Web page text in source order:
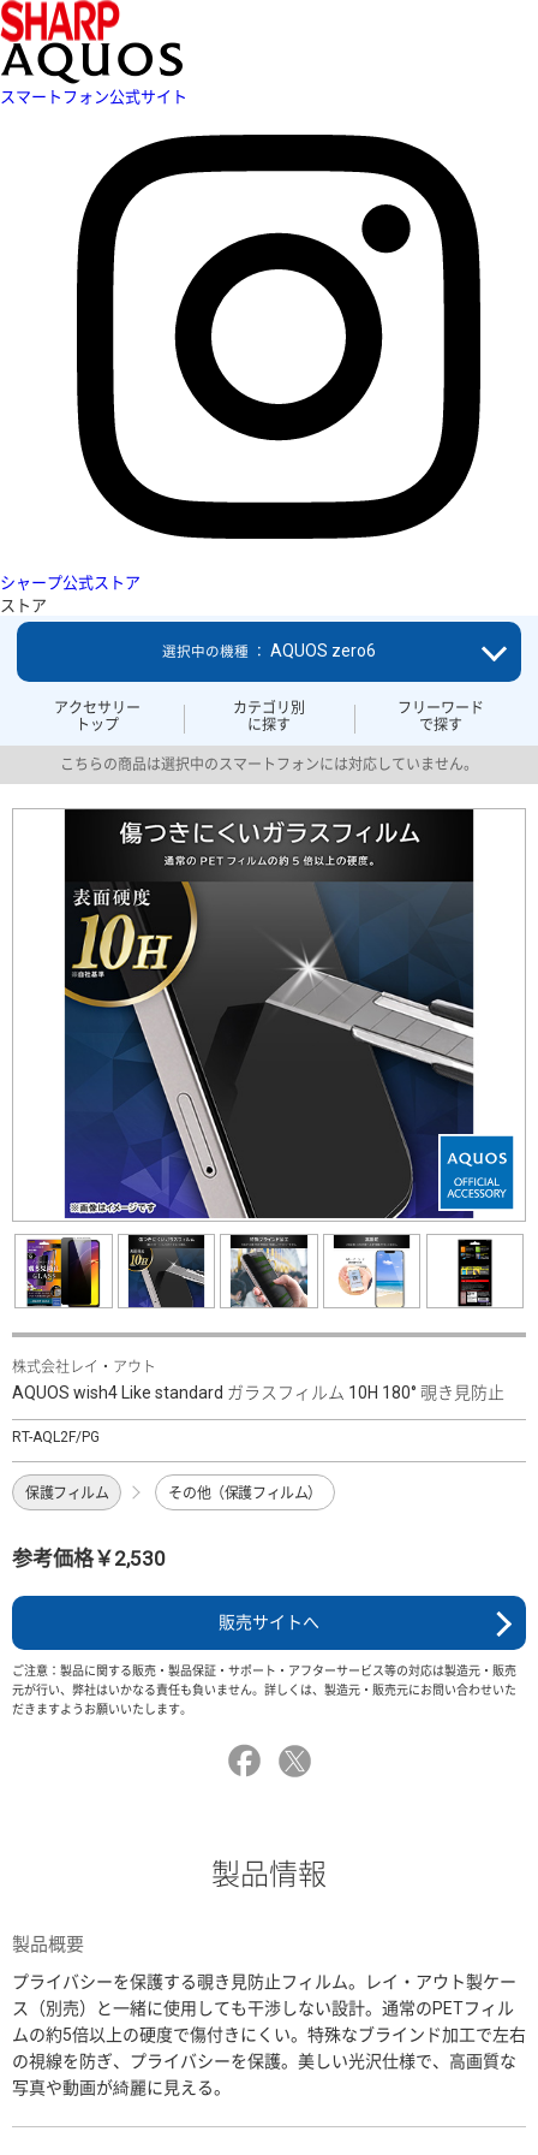
スマートフォン公式サイト
シャープ公式ストア
ストア
アクセサリー
トップ
カテゴリ別
に探す
フリーワード
で探す
選択中の機種 ： AQUOS zero6
こちらの商品は選択中のスマートフォンには対応していません。
株式会社レイ・アウト
AQUOS wish4 Like standard ガラスフィルム 10H 180° 覗き見防止
RT-AQL2F/PG
保護フィルム その他（保護フィルム）
参考価格￥2,530
販売サイトへ
ご注意：製品に関する販売・製品保証・サポート・アフターサービス等の対応は製造元・販売
元が行い、弊社はいかなる責任も負いません。詳しくは、製造元・販売元にお問い合わせいた
だきますようお願いいたします。
製品情報
製品概要
プライバシーを保護する覗き見防止フィルム。レイ・アウト製ケー
ス（別売）と一緒に使用しても干渉しない設計。通常のPETフィル
ムの約5倍以上の硬度で傷付きにくい。特殊なブラインド加工で左右
の視線を防ぎ、プライバシーを保護。美しい光沢仕様で、高画質な
写真や動画が綺麗に見える。